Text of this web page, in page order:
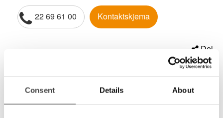
Consent Details About
22 69 61 00
Kontaktskjema
Del
Eschenbach Lysstein!